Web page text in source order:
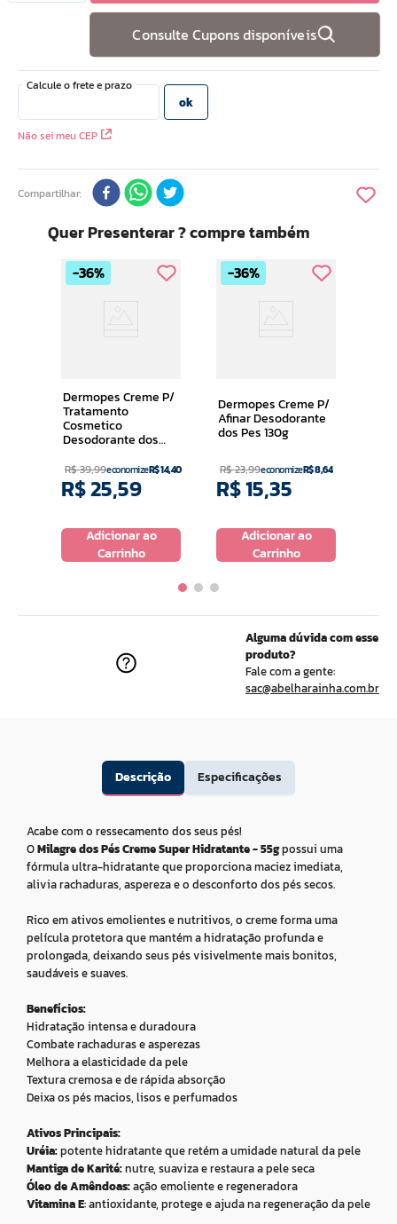
Consulte Cupons disponíveis
Não sei meu CEP
Compartilhar
Quer Presenterar ? compre também
36%
Dermopes Creme P/
Tratamento
Cosmetico
Desodorante dos
R$39,99economizeR$14,40
R$25,59
Adicionar ao
Carrinho
36%
Dermopes Creme P/
Afinar Desodorante
dos Pes 130g
R$23,99economizeR$8,64
R$15,35
Adicionar ao
Carrinho
Alguma dúvida com esse
produto?
Fale com a gente:
sac@abelharainha.com.br
Descrição Especificações
Acabe com o ressecamento dos seus pés!
OMilagre dos Pés Creme Super Hidratante - 55gpossui uma
fórmula ultra-hidratante que proporciona maciez imediata,
alivia rachaduras, aspereza e o desconforto dos pés secos.
Rico em ativos emolientes e nutritivos, o creme forma uma
película protetora que mantém a hidratação profunda e
prolongada, deixando seus pés visivelmente mais bonitos,
saudáveis e suaves.
Benefícios:
Hidratação intensa e duradoura
Combate rachaduras e asperezas
Melhora a elasticidade da pele
Textura cremosa e de rápida absorção
Deixa os pés macios, lisos e perfumados
Ativos Principais:
Uréia:potente hidratante que retém a umidade natural da pele
Mantiga de Karité:nutre, suaviza e restaura a pele seca
Óleo de Amêndoas:ação emoliente e regeneradora
Vitamina E: antioxidante, protege e ajuda na regeneração da pele